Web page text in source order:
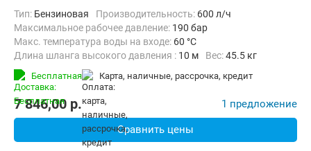
Тип: Бензиновая Производительность: 600 л/ч
Максимальное рабочее давление: 190 бар
Макс. температура воды на входе: 60 °C
Длина шланга высокого давления : 10 м Вес:45.5 кг
Бесплатная карта, наличные, рассрочка, кредит
7 846,00 p. 1 предложение
Сравнить цены